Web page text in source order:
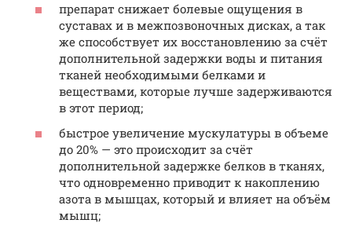
препарат снижает болевые ощущения в
суставах и в межпозвоночных дисках, а так
же способствует их восстановлению за счёт
дополнительной задержки воды и питания
тканей необходимыми белками и
веществами, которые лучше задерживаются
в этот период;
быстрое увеличение мускулатуры в объеме
до 20% — это происходит за счёт
дополнительной задержке белков в тканях,
что одновременно приводит к накоплению
азота в мышцах, который и влияет на объём
мышц;